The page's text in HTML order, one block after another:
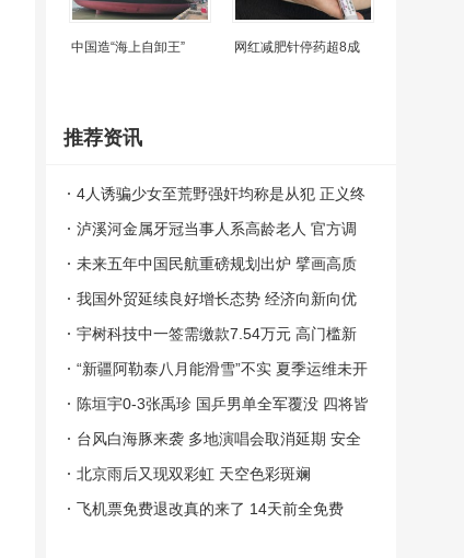
中国造“海上自卸王” 网红减肥针停药超8成
推荐资讯
4人诱骗少女至荒野强奸均称是从犯 正义终
将到来
泸溪河金属牙冠当事人系高龄老人 官方调
查澄清真相
未来五年中国民航重磅规划出炉 擘画高质
量发展蓝图
我国外贸延续良好增长态势 经济向新向优
支撑
宇树科技中一签需缴款7.54万元 高门槛新
股引关注
“新疆阿勒泰八月能滑雪”不实 夏季运维未开
放滑雪
陈垣宇0-3张禹珍 国乒男单全军覆没 四将皆
墨止步横滨
台风白海豚来袭 多地演唱会取消延期 安全
考量优先
北京雨后又现双彩虹 天空色彩斑斓
飞机票免费退改真的来了 14天前全免费